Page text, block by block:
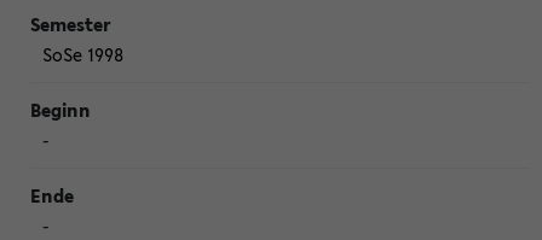
SoSe 1998
-
-